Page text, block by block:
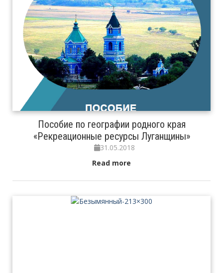
Пособие по географии родного края
«Рекреационные ресурсы Луганщины»
31.05.2018
Read more